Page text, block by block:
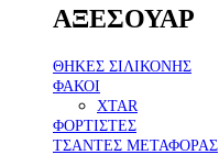
ΑΞΕΣΟΥΑΡ
ΘΗΚΕΣ ΣΙΛΙΚΟΝΗΣ
ΦΑΚΟΙ
XTAR
ΦΟΡΤΙΣΤΕΣ
ΤΣΑΝΤΕΣ ΜΕΤΑΦΟΡΑΣ